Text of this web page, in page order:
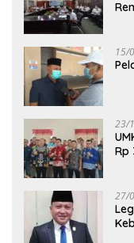
15/
23/
Rp
27/